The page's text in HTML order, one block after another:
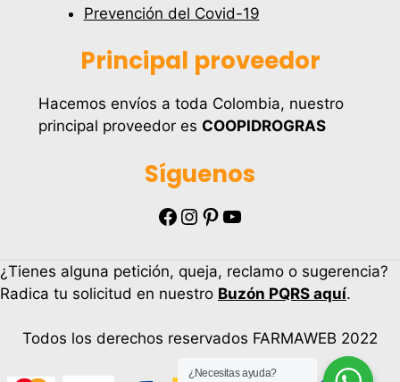
Prevención del Covid-19
Principal proveedor
Hacemos envíos a toda Colombia, nuestro
principal proveedor es COOPIDROGRAS
Síguenos
Facebook Instagram Pinterest YouTube
¿Tienes alguna petición, queja, reclamo o sugerencia?
Radica tu solicitud en nuestro Buzón PQRS aquí.
Todos los derechos reservados FARMAWEB 2022
¿Necesitas ayuda?